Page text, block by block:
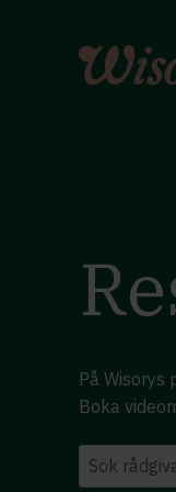
På
Boka